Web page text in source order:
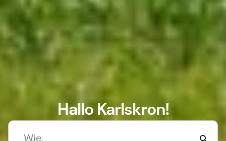
Hallo Karlskron!